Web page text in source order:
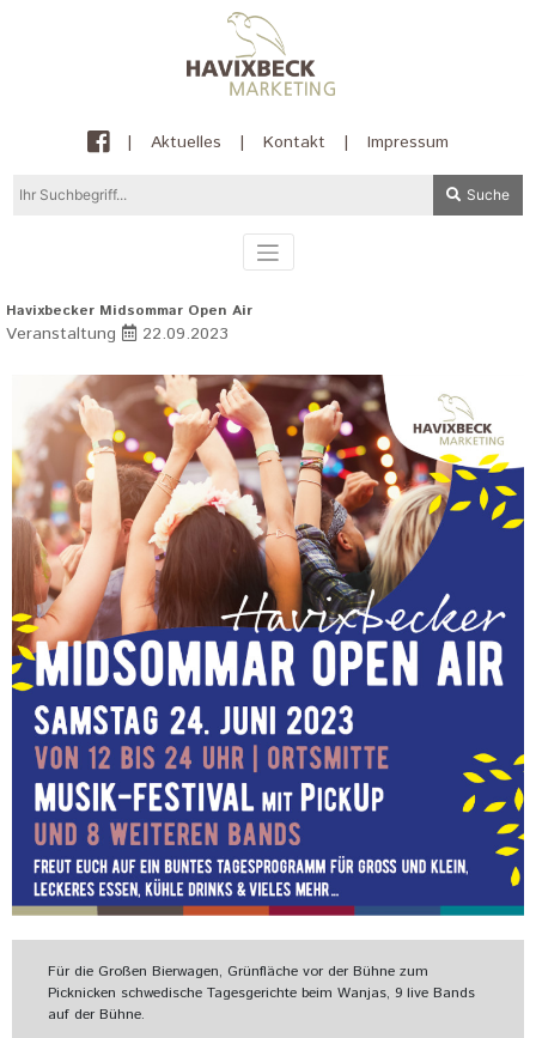
| Aktuelles | Kontakt | Impressum
Suche
Havixbecker Midsommar Open Air
Veranstaltung 22.09.2023
Für die Großen Bierwagen, Grünfläche vor der Bühne zum
Picknicken schwedische Tagesgerichte beim Wanjas, 9 live Bands
auf der Bühne.